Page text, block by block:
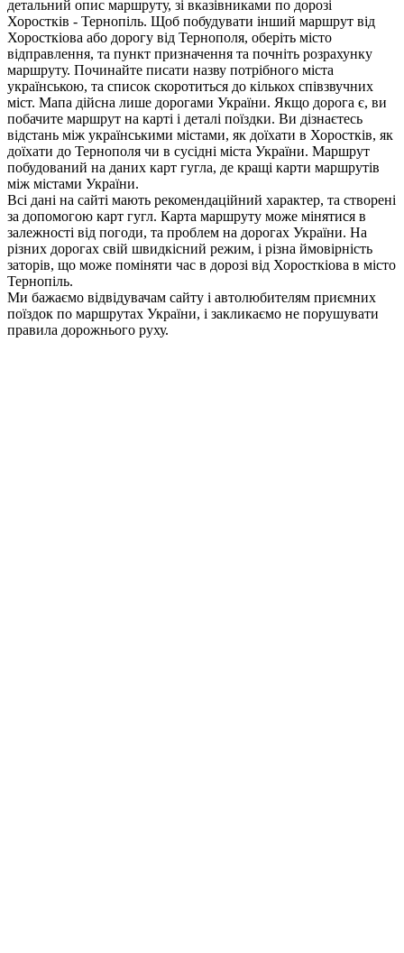
детальний опис маршруту, зі вказівниками по дорозі
Хоростків - Тернопіль. Щоб побудувати інший маршрут від
Хоросткіова або дорогу від Тернополя, оберіть місто
відправлення, та пункт призначення та почніть розрахунку
маршруту. Починайте писати назву потрібного міста
українською, та список скоротиться до кількох співзвучних
міст. Мапа дійсна лише дорогами України. Якщо дорога є, ви
побачите маршрут на карті і деталі поїздки. Ви дізнаєтесь
відстань між українськими містами, як доїхати в Хоростків, як
доїхати до Тернополя чи в сусідні міста України. Маршрут
побудований на даних карт гугла, де кращі карти маршрутів
між містами України.
Всі дані на сайті мають рекомендаційний характер, та створені
за допомогою карт гугл. Карта маршруту може мінятися в
залежності від погоди, та проблем на дорогах України. На
різних дорогах свій швидкісний режим, і різна ймовірність
заторів, що може поміняти час в дорозі від Хоросткіова в місто
Тернопіль.
Ми бажаємо відвідувачам сайту і автолюбителям приємних
поїздок по маршрутах України, і закликаємо не порушувати
правила дорожнього руху.